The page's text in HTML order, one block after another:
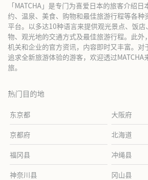
「MATCHA」是专门为喜爱日本的旅客介绍
约、温泉、美食、购物和最佳旅游行程等各种
平台。以多达10种语言来提供观光景点、饭店
物、观光地的交通方式及最佳旅游行程。此外
机关和企业的官方资讯，内容即时又丰富。对
追求全新旅游体验的游客，欢迎透过MATCHA
旅。
热门目的地
东京都 大阪府
京都府 北海道
福冈县 冲绳县
神奈川县 冈山县